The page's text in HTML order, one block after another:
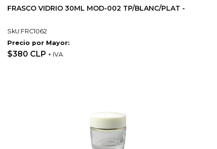
FRASCO VIDRIO 30ML MOD-002 TP/BLANC/PLAT -
SkU:FRC1062
Precio por Mayor:
$380 CLP + IVA